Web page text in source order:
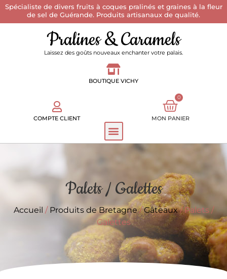
Spécialiste de divers fruits à coques pralinés et graines à la fleur
de sel de Guérande. Produits artisanaux de qualité.
Pralines & Caramels
Laissez des goûts nouveaux enchanter votre palais.
BOUTIQUE VICHY
COMPTE CLIENT
0
MON PANIER
Palets / Galettes
Accueil / Produits de Bretagne/Gâteaux/ Palets /
Galettes